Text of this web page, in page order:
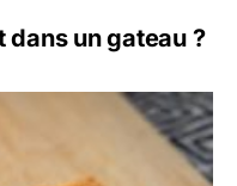
dans un gateau ?